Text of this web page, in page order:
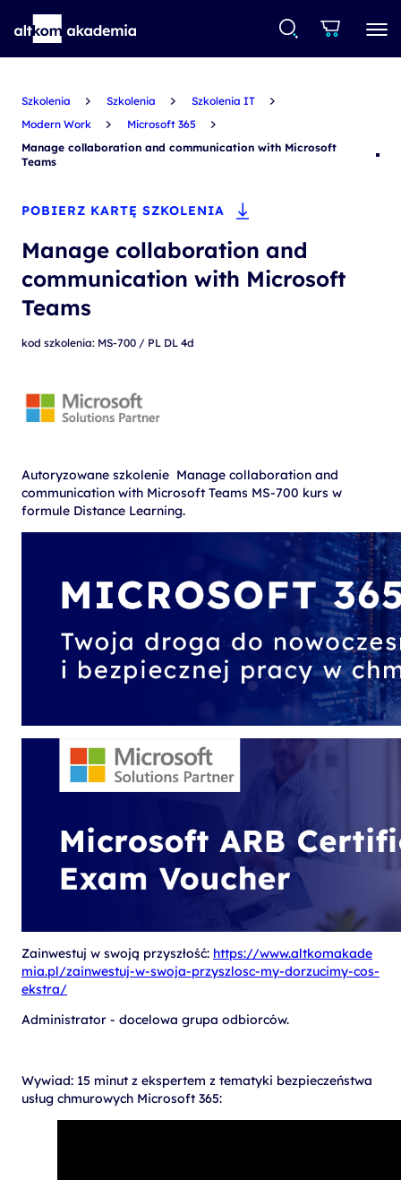
Szkolenia Szkolenia
Szkolenia IT
Modern Work
Microsoft 365
Manage collaboration and communication with Microsoft
Teams
POBIERZ KARTĘ SZKOLENIA
Manage collaboration and
communication with Microsoft
Teams
kod szkolenia: MS-700 / PL DL 4d
Autoryzowane szkolenie Manage collaboration and
communication with Microsoft Teams MS-700 kurs w
formule Distance Learning.
Zainwestuj w swoją przyszłość: https://www.altkomakade
mia.pl/zainwestuj-w-swoja-przyszlosc-my-dorzucimy-cos-
ekstra/
Administrator - docelowa grupa odbiorców.
Wywiad: 15 minut z ekspertem z tematyki bezpieczeństwa
usług chmurowych Microsoft 365: